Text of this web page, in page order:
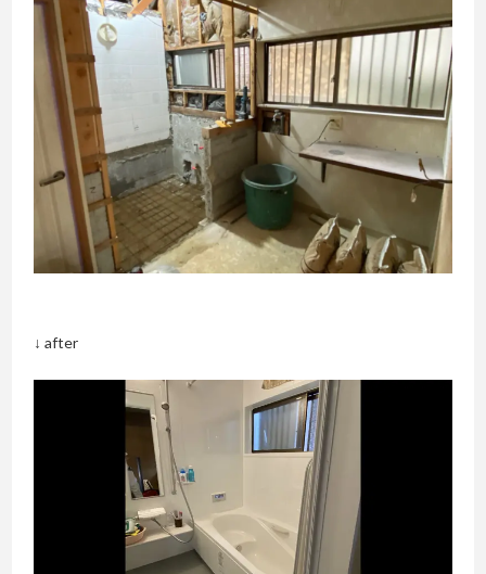
↓ after